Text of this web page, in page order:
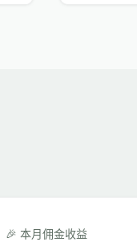
🎉 本月佣金收益